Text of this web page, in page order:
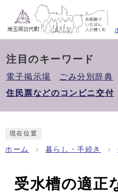
注目のキーワード
電子掲示場
ごみ分別辞典
住民票などのコンビニ交付
現在位置
ホーム 暮らし・手続き
受水槽の適正